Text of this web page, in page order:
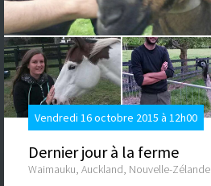
Vendredi 16 octobre 2015 à 12h00
Dernier jour à la ferme
Waimauku, Auckland, Nouvelle-Zélande